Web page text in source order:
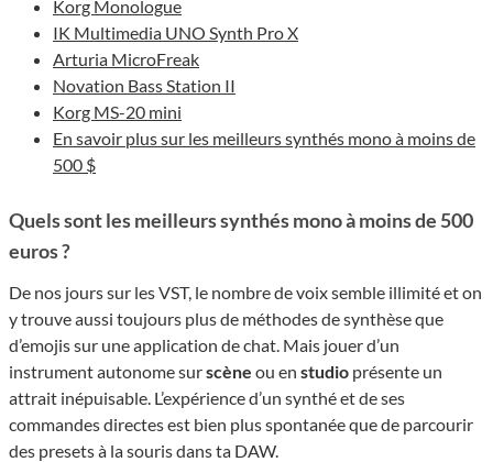
Korg Monologue
IK Multimedia UNO Synth Pro X
Arturia MicroFreak
Novation Bass Station II
Korg MS-20 mini
En savoir plus sur les meilleurs synthés mono à moins de
500 $
Quels sont les meilleurs synthés mono à moins de 500
euros ?
De nos jours sur les VST, le nombre de voix semble illimité et on
y trouve aussi toujours plus de méthodes de synthèse que
d’emojis sur une application de chat. Mais jouer d’un
instrument autonome surscène ou en studio présente un
attrait inépuisable. L’expérience d’un synthé et de ses
commandes directes est bien plus spontanée que de parcourir
des presets à la souris dans ta DAW.